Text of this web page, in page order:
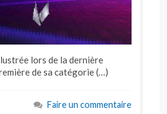
lors de la dernière
de sa catégorie (…)
Faire un commentaire